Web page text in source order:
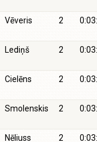
Vēveris 2
Lediņš 2
Cielēns 2
Smolenskis 2
Nēliuss 2